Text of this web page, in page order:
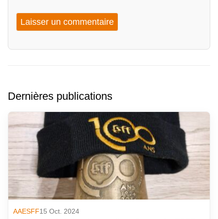
Dernières publications
AAESFF15 Oct. 2024